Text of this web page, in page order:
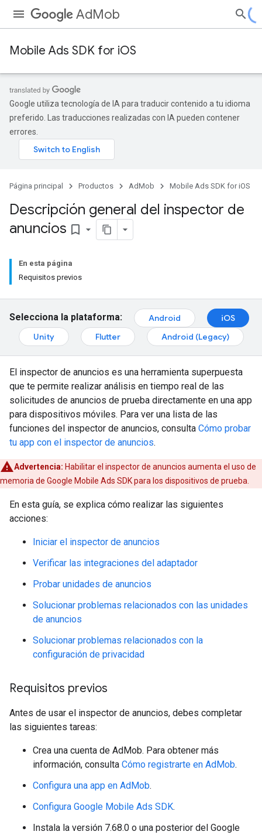
AdMob
Mobile Ads SDK for iOS
Google utiliza tecnología de IA para traducir contenido a tu idioma
preferido. Las traducciones realizadas con IA pueden contener
errores.
Página principal Productos AdMob Mobile Ads SDK for iOS
Descripción general del inspector de
anuncios bookmark_border
En esta página
Requisitos previos
Selecciona la plataforma: Android
iOS
Unity
Flutter Android (Legacy)
El inspector de anuncios es una herramienta superpuesta
que te permite realizar análisis en tiempo real de las
solicitudes de anuncios de prueba directamente en una app
para dispositivos móviles. Para ver una lista de las
funciones del inspector de anuncios, consulta Cómo probar
tu app con el inspector de anuncios.
Advertencia: Habilitar el inspector de anuncios aumenta el uso de
memoria de Google Mobile Ads SDKpara los dispositivos de prueba.
En esta guía, se explica cómo realizar las siguientes
acciones:
Iniciar el inspector de anuncios
Verificar las integraciones del adaptador
Probar unidades de anuncios
Solucionar problemas relacionados con las unidades
de anuncios
Solucionar problemas relacionados con la
configuración de privacidad
Requisitos previos
Antes de usar el inspector de anuncios, debes completar
las siguientes tareas:
Crea una cuenta de AdMob. Para obtener más
información, consulta Cómo registrarte en AdMob.
Configura una app en AdMob.
Configura Google Mobile Ads SDK.
Instala la versión 7.68.0 o una posterior del Google